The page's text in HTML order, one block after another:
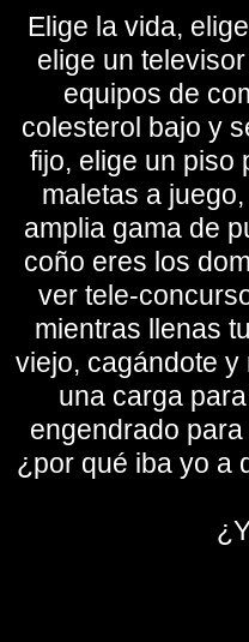
Elige la vida,
elige un
equipos de
colesterol bajo y
fijo, elige un piso
maletas a
amplia gama de
coño eres los
ver tele-
mientras llenas
viejo, cagándote
una carga
engendrado
¿por qué iba yo a